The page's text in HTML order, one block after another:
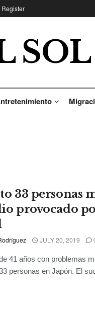
Register
33 personas
provocado
JULY 20, 2019
41 años con problemas
personas en Japón. El